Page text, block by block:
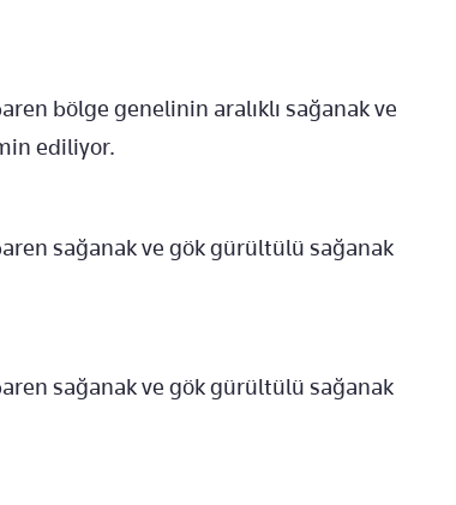
bölge genelinin aralıklı sağanak ve
ediliyor.
sağanak ve gök gürültülü sağanak
sağanak ve gök gürültülü sağanak